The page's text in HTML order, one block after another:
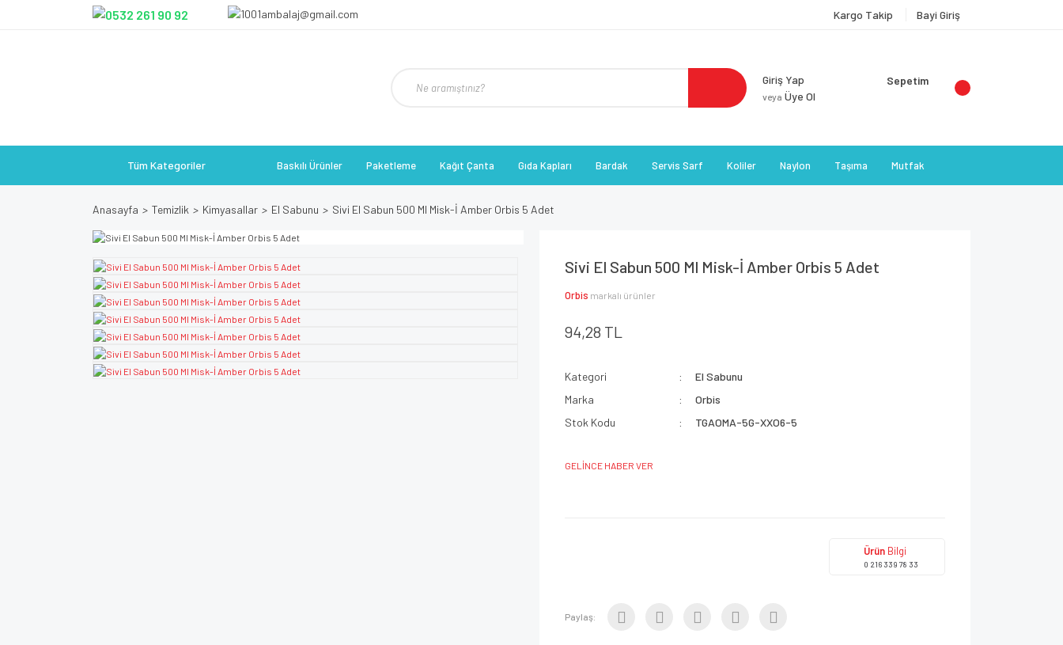
Kargo Takip Bayi Giriş
Giriş Yap
veya Üye Ol
Sepetim
Tüm Kategoriler Baskılı Ürünler Paketleme Kağıt Çanta Gıda Kapları Bardak Servis Sarf Koliler Naylon Taşıma Mutfak
Anasayfa Temizlik Kimyasallar El Sabunu Sivi El Sabun 500 Ml Misk-İ Amber Orbis 5 Adet
Sivi El Sabun 500 Ml Misk-İ Amber Orbis 5 Adet
Orbis markalı ürünler
94,28 TL
Kategori
El Sabunu
Marka
Orbis
Stok Kodu
TGAOMA-5G-XXO6-5
GELİNCE HABER VER
Ürün Bilgi
0 216 339 78 33
Paylaş: